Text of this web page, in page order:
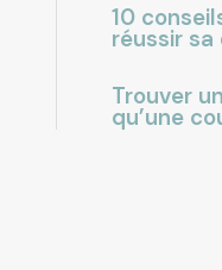
10
réussir
Trouver
qu’une